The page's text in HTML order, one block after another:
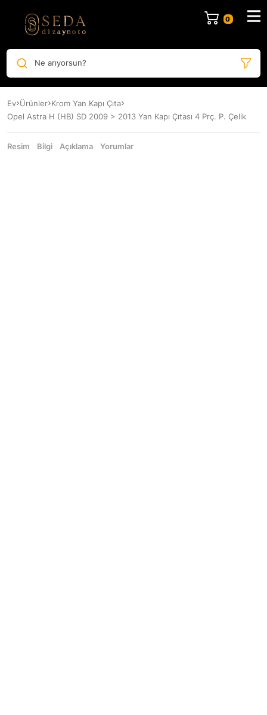
Ne arıyorsun?
Ev Ürünler Krom Yan Kapı Çıta
Opel Astra H (HB) SD 2009 > 2013 Yan Kapı Çıtası 4 Prç. P. Çelik
Resim Bilgi Açıklama Yorumlar